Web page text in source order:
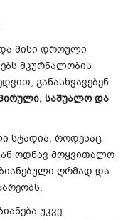
მისი დროული
მკურნალობის
განასხვავებენ
საშუალო და
სტადია, როდესაც
ან ოდნავ მოყვითალო
ღრმად და
უკვე